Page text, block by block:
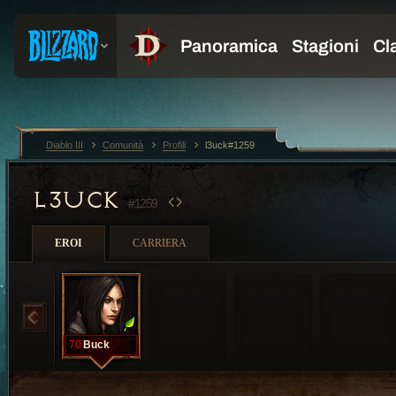
L3UCK#1259
EROI CARRIERA
70 Buck
Diablo III Comunità Profili l3uck#1259